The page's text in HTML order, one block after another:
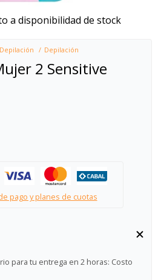
a disponibilidad de stock
Depilación
2 Sensitive
pago y planes de cuotas
para tu entrega en 2 horas: Costo